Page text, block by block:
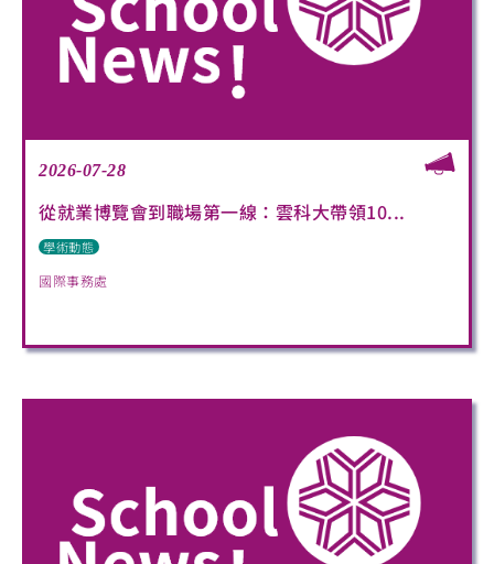
2026-07-28
從就業博覽會到職場第一線：雲科大帶領10...
學術動態
國際事務處